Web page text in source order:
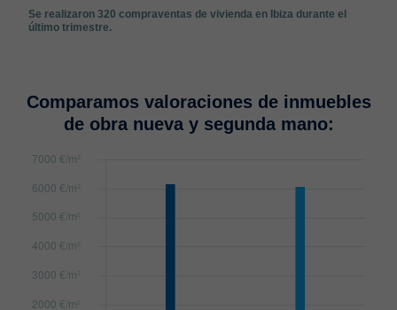
Se realizaron 320 compraventas de vivienda en Ibiza durante el
último trimestre.
Comparamos valoraciones de inmuebles
de obra nueva y segunda mano: